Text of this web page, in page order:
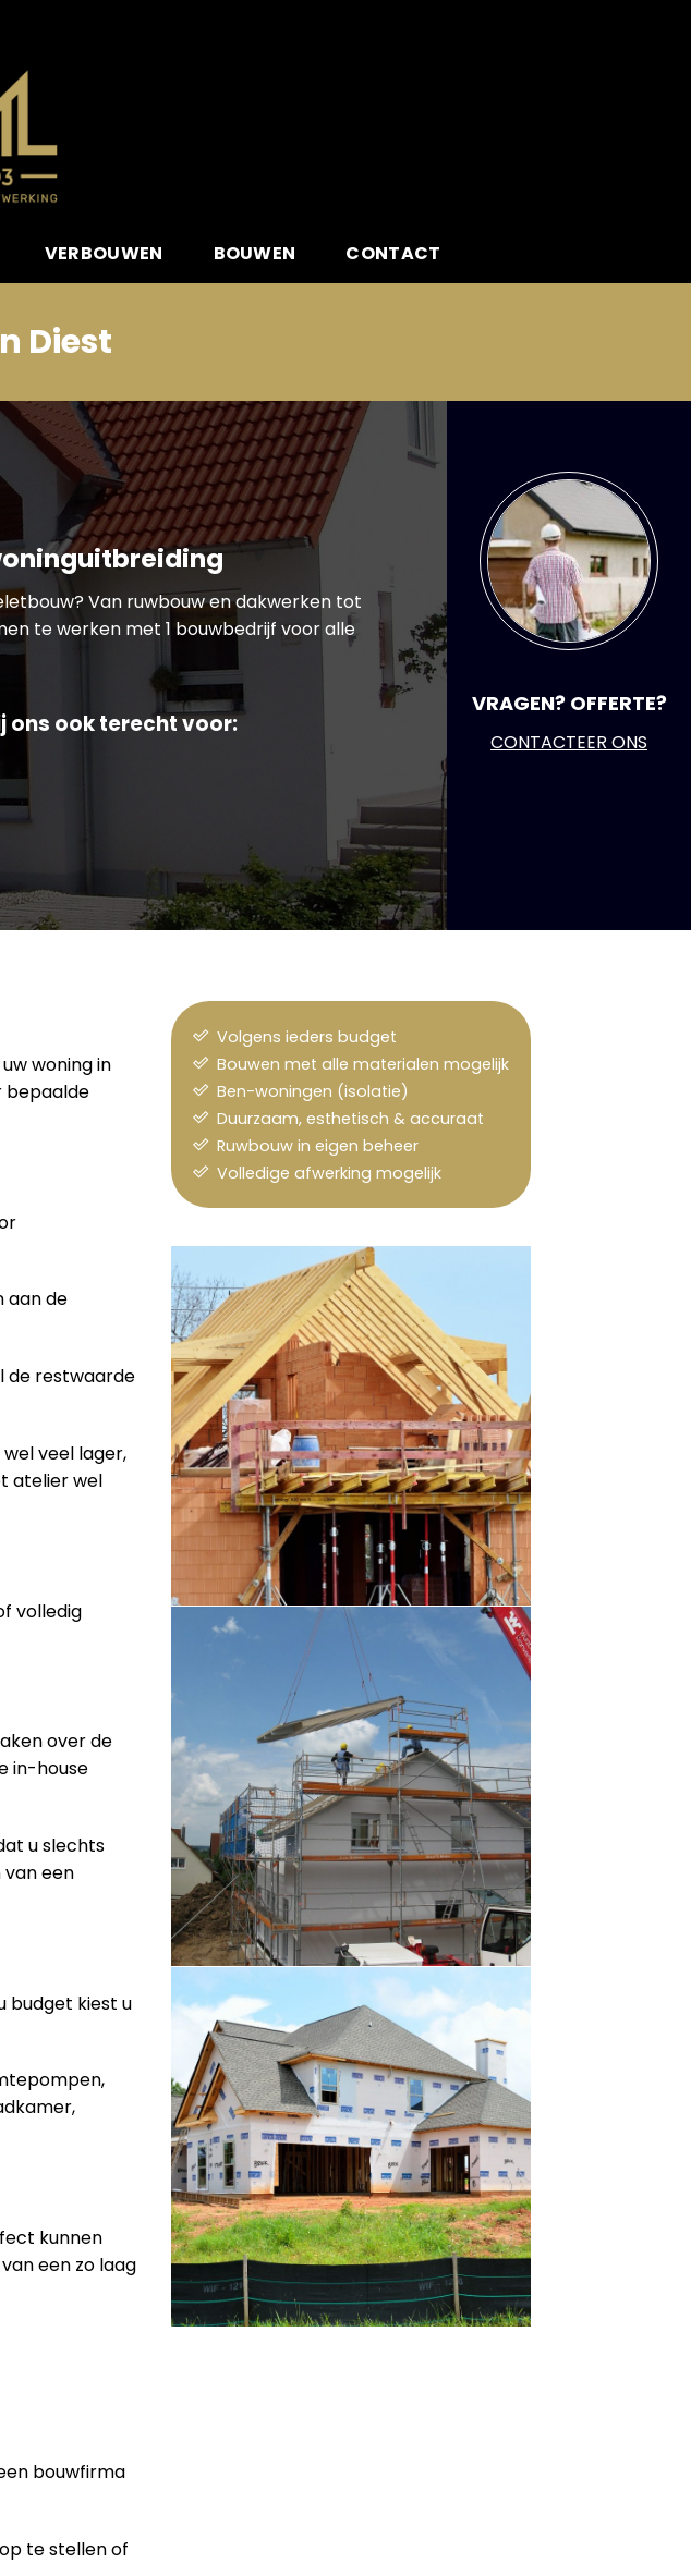
VERBOUWEN BOUWEN CONTACT
Diest
Van ruwbouw en dakwerken tot
te werken met 1 bouwbedrijf voor alle
ons ook terecht voor:
VRAGEN? OFFERTE?
CONTACTEER ONS
woning in
bepaalde
aan de
de restwaarde
veel lager,
atelier wel
volledig
over de
in-house
u slechts
een
budget kiest u
kunnen
een zo laag
bouwfirma
te stellen of
Volgens ieders budget
Bouwen met alle materialen mogelijk
Ben-woningen (isolatie)
Duurzaam, esthetisch & accuraat
Ruwbouw in eigen beheer
Volledige afwerking mogelijk